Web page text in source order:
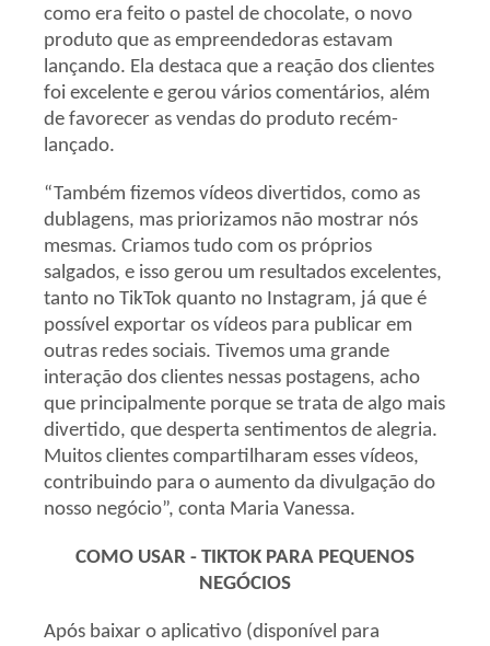
como era feito o pastel de chocolate, o novo
produto que as empreendedoras estavam
lançando. Ela destaca que a reação dos clientes
foi excelente e gerou vários comentários, além
de favorecer as vendas do produto recém-
lançado.
“Também fizemos vídeos divertidos, como as
dublagens, mas priorizamos não mostrar nós
mesmas. Criamos tudo com os próprios
salgados, e isso gerou um resultados excelentes,
tanto no TikTok quanto no Instagram, já que é
possível exportar os vídeos para publicar em
outras redes sociais. Tivemos uma grande
interação dos clientes nessas postagens, acho
que principalmente porque se trata de algo mais
divertido, que desperta sentimentos de alegria.
Muitos clientes compartilharam esses vídeos,
contribuindo para o aumento da divulgação do
nosso negócio”, conta Maria Vanessa.
COMO USAR - TIKTOK PARA PEQUENOS
NEGÓCIOS
Após baixar o aplicativo (disponível para